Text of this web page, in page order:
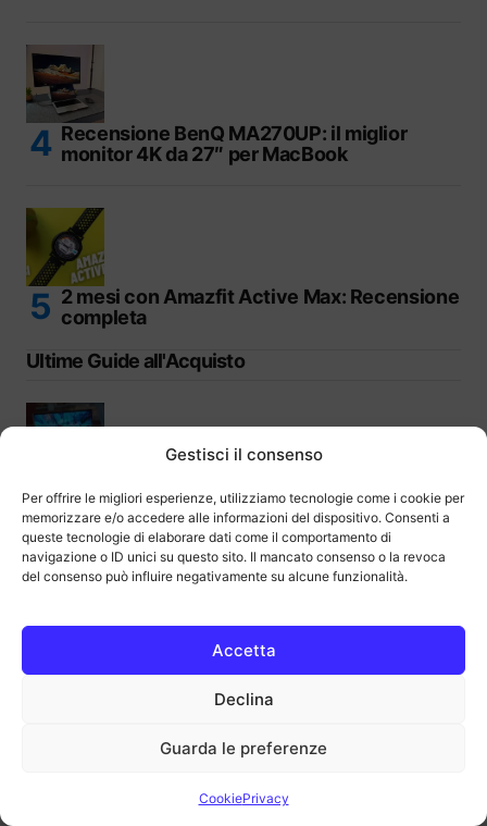
Gestisci il consenso
Per offrire le migliori esperienze, utilizziamo tecnologie come i cookie per
memorizzare e/o accedere alle informazioni del dispositivo. Consenti a
queste tecnologie di elaborare dati come il comportamento di
navigazione o ID unici su questo sito. Il mancato consenso o la revoca
del consenso può influire negativamente su alcune funzionalità.
Accetta
Declina
Guarda le preferenze
CookiePrivacy
Recensione BenQ MA270UP: il miglior
monitor 4K da 27″ per MacBook
2 mesi con Amazfit Active Max: Recensione
completa
Ultime Guide all'Acquisto
Migliori Chromebook: Guida completa
all’acquisto
Migliori mouse verticali sul mercato | Guida
all’acquisto